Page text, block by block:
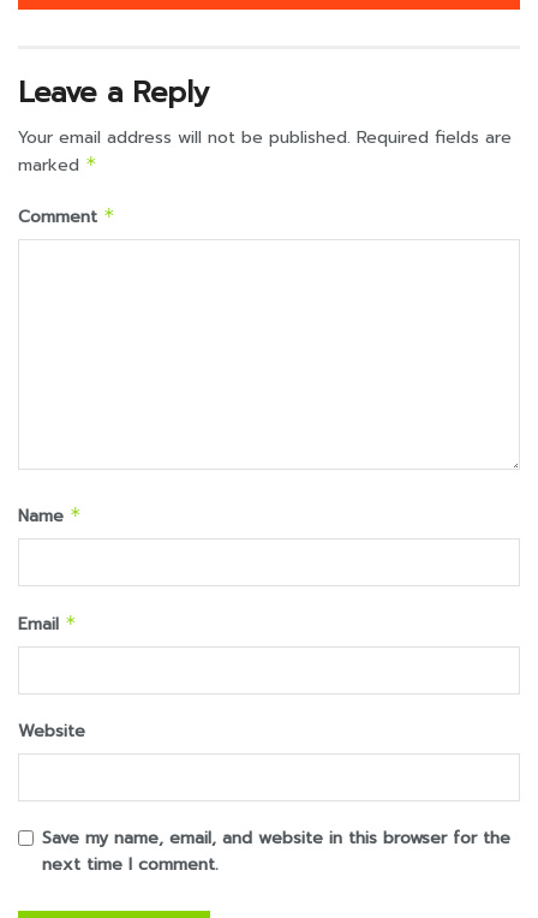
Leave a Reply
Your email address will not be published. Required fields are
marked *
Comment *
Name *
Email *
Website
Save my name, email, and website in this browser for the
next time I comment.